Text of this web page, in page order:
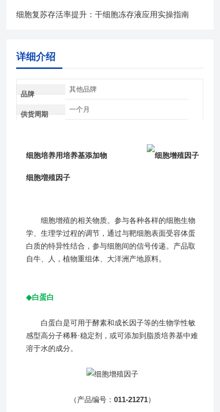
细胞复苏存活率提升：干细胞冻存液应用实操指南
详细介绍
品牌
其他品牌
供货周期
一个月
细胞培养用培养基添加物
细胞増殖因子
细胞增殖的相关物质。参与各种各样的细胞生物
学、生理学过程的调节，通过与靶细胞表面受容体蛋
白质的特异性结合，参与细胞间的信号传递。产品取
自牛、人，植物重组体、大洋洲产地原料。
◆白蛋白
白蛋白是可用于酵素和成长因子等的生物学性敏
感型高分子稀释·稳定剂，或可添加到脂质培养基中难
溶于水的成分。
（产品编号： 011-21271）